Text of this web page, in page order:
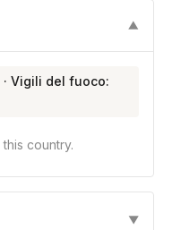
▼
· Vigili del fuoco:
country.
▼